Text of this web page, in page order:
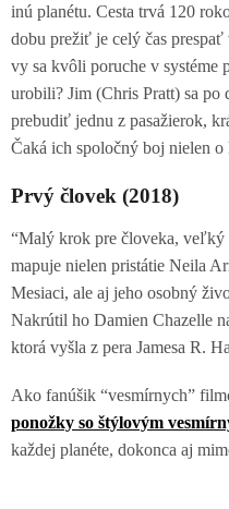
inú planétu. Cesta trvá 120
dobu prežiť je celý čas
vy sa kvôli poruche v systéme
urobili? Jim (Chris Pratt) sa po
prebudiť jednu z pasažierok,
Čaká ich spoločný boj nielen o
Prvý človek (2018)
“Malý krok pre človeka,
mapuje nielen pristátie Neila
Mesiaci, ale aj jeho osobný
Nakrútil ho Damien Chazelle
ktorá vyšla z pera Jamesa R.
Ako fanúšik “vesmírnych”
ponožky so štýlovým
každej planéte, dokonca aj